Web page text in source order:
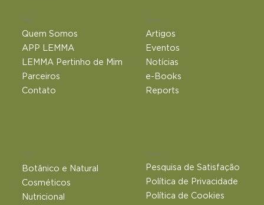
Quem Somos
APP LEMMA
LEMMA Pertinho de Mim
Parceiros
Contato
Conteúdos
Artigos
Eventos
Notícias
e-Books
Reports
Produtos
Botânico e Natural​
Cosméticos
Nutricional
Outros Links
Pesquisa de Satisfação
Política de Privacidade
Política de Cookies